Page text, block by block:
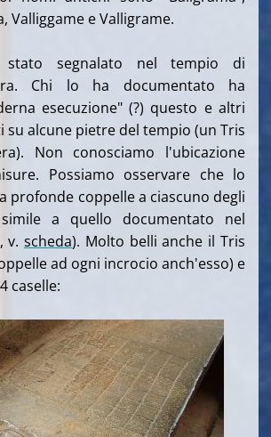
Valliggame e Valligrame.
stato segnalato nel tempio di
Chi lo ha documentato ha
esecuzione" (?) questo e altri
su alcune pietre del tempio (un Tris
Non conosciamo l'ubicazione
Possiamo osservare che lo
profonde coppelle a ciascuno degli
a quello documentato nel
v.scheda). Molto belli anche il Tris
ad ogni incrocio anch'esso) e
caselle: